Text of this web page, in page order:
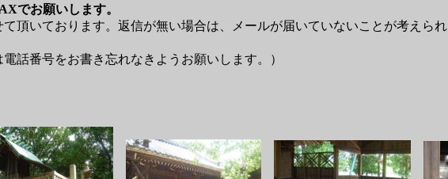
でお願いします。
て頂いております。返信が無い場合は、メールが届いていないことが考えら
話番号をお書き忘れなきようお願いします。）